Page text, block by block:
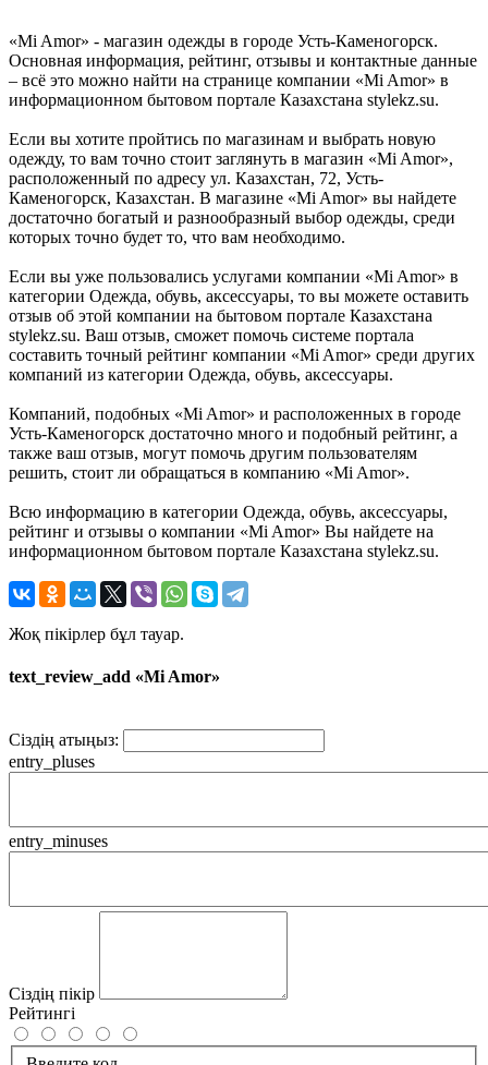
«Mi Amor» - магазин одежды в городе Усть-Каменогорск.
Основная информация, рейтинг, отзывы и контактные данные
– всё это можно найти на странице компании «Mi Amor» в
информационном бытовом портале Казахстана stylekz.su.
Если вы хотите пройтись по магазинам и выбрать новую
одежду, то вам точно стоит заглянуть в магазин «Mi Amor»,
расположенный по адресу ул. Казахстан, 72, Усть-
Каменогорск, Казахстан. В магазине «Mi Amor» вы найдете
достаточно богатый и разнообразный выбор одежды, среди
которых точно будет то, что вам необходимо.
Если вы уже пользовались услугами компании «Mi Amor» в
категории Одежда, обувь, аксессуары, то вы можете оставить
отзыв об этой компании на бытовом портале Казахстана
stylekz.su. Ваш отзыв, сможет помочь системе портала
составить точный рейтинг компании «Mi Amor» среди других
компаний из категории Одежда, обувь, аксессуары.
Компаний, подобных «Mi Amor» и расположенных в городе
Усть-Каменогорск достаточно много и подобный рейтинг, а
также ваш отзыв, могут помочь другим пользователям
решить, стоит ли обращаться в компанию «Mi Amor».
Всю информацию в категории Одежда, обувь, аксессуары,
рейтинг и отзывы о компании «Mi Amor» Вы найдете на
информационном бытовом портале Казахстана stylekz.su.
Жоқ пікірлер бұл тауар.
text_review_add «Mi Amor»
Сіздің атыңыз:
entry_pluses
entry_minuses
Сіздің пікір
Рейтингі